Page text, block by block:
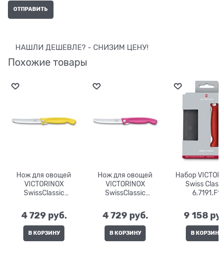
НАШЛИ ДЕШЕВЛЕ? - СНИЗИМ ЦЕНУ!
Похожие товары
Нож для овощей
VICTORINOX
SwissClassic
4 729 руб.
В КОРЗИНУ
Нож для овощей
VICTORINOX
SwissClassic
4 729 руб.
В КОРЗИНУ
Набор
Swiss
6.7191.F1
9 158
В КОРЗИНУ